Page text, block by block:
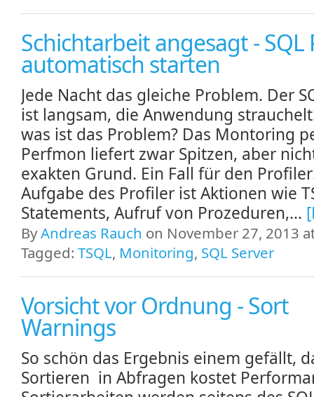
Schichtarbeit angesagt - SQL
automatisch starten
Jede Nacht das gleiche Problem. Der
ist langsam, die Anwendung
was ist das Problem? Das Montoring
Perfmon liefert zwar Spitzen, aber
exakten Grund. Ein Fall für den
Aufgabe des Profiler ist Aktionen wie
Statements, Aufruf von Prozeduren,...
ByAndreas Rauch on November 27, 2013
Tagged: TSQL, Monitoring, SQL Server
Vorsicht vor Ordnung - Sort
Warnings
So schön das Ergebnis einem gefällt,
Sortieren in Abfragen kostet